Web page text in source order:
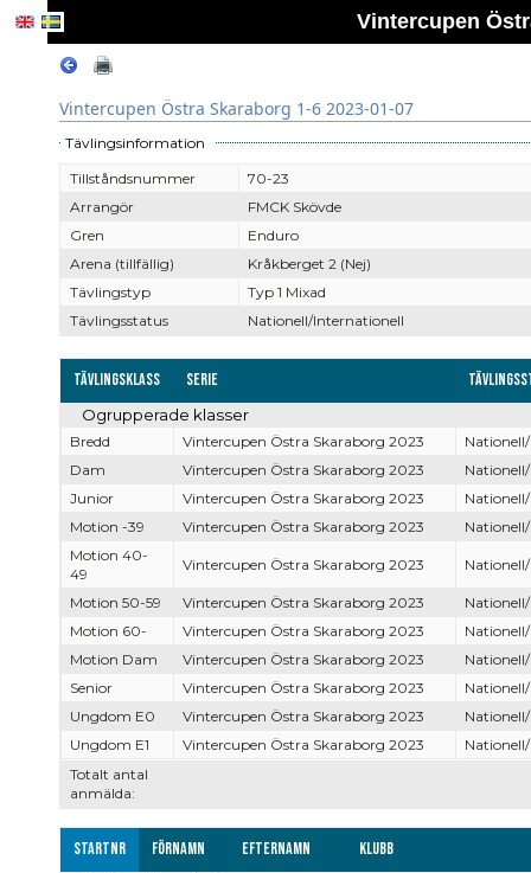
Vintercupen
Vintercupen Östra Skaraborg 1-6 2023-01-07
Tävlingsinformation
Tillståndsnummer
70-23
Arrangör
FMCK Skövde
Gren
Enduro
Arena (tillfällig)
Kråkberget 2 (Nej)
Tävlingstyp
Typ 1 Mixad
Tävlingsstatus
Nationell/Internationell
Tävlingsklass Serie
Totalt antal
anmälda:
Ogrupperade klasser
Bredd Vintercupen Östra Skaraborg 2023
Dam
Vintercupen Östra Skaraborg 2023
Junior
Vintercupen Östra Skaraborg 2023
Motion -39
Vintercupen Östra Skaraborg 2023
Motion 40-
49
Vintercupen Östra Skaraborg 2023
Motion 50-59 Vintercupen Östra Skaraborg 2023
Motion 60-
Vintercupen Östra Skaraborg 2023
Motion Dam
Vintercupen Östra Skaraborg 2023
Senior
Vintercupen Östra Skaraborg 2023
Ungdom E0
Vintercupen Östra Skaraborg 2023
Ungdom E1
Vintercupen Östra Skaraborg 2023
Startnr Förnamn Efternamn Klubb